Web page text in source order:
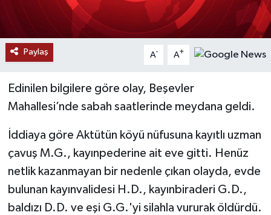
Paylaş A- A+
Edinilen bilgilere göre olay, Beşevler
Mahallesi’nde sabah saatlerinde meydana geldi.
İddiaya göre Aktütün köyü nüfusuna kayıtlı uzman
çavuş M.G., kayınpederine ait eve gitti. Henüz
netlik kazanmayan bir nedenle çıkan olayda, evde
bulunan kayınvalidesi H.D., kayınbiraderi G.D.,
baldızı D.D. ve eşi G.G.'yi silahla vururak öldürdü.